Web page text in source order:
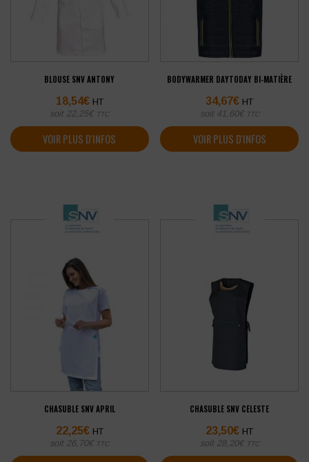
BLOUSE SNV ANTONY
18,54€ HT
soit 22,25€ TTC
VOIR PLUS D'INFOS
BODYWARMER DAYTODAY BI-MATIÈRE
34,67€ HT
soit 41,60€ TTC
VOIR PLUS D'INFOS
CHASUBLE SNV APRIL
22,25€ HT
soit 26,70€ TTC
CHASUBLE SNV CELESTE
23,50€ HT
soit 28,20€ TTC